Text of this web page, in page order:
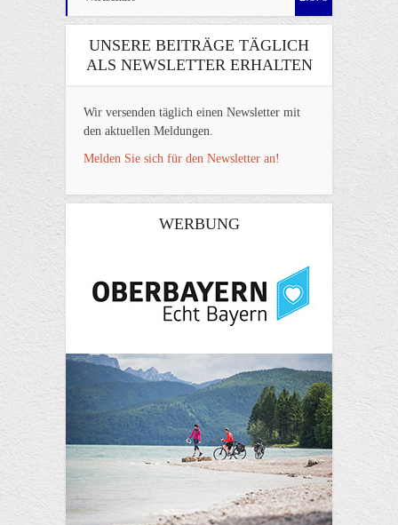
UNSERE BEITRÄGE TÄGLICH
ALS NEWSLETTER ERHALTEN
Wir versenden täglich einen Newsletter mit
den aktuellen Meldungen.
Melden Sie sich für den Newsletter an!
WERBUNG